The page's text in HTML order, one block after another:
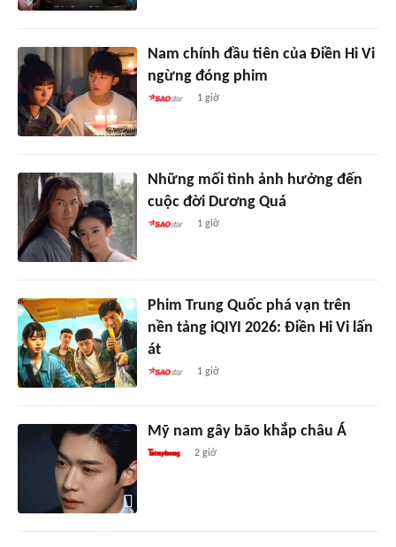
Nam chính đầu tiên của Điền Hi Vi
ngừng đóng phim
1 giờ
Những mối tình ảnh hưởng đến
cuộc đời Dương Quá
1 giờ
Phim Trung Quốc phá vạn trên
nền tảng iQIYI 2026: Điền Hi Vi lấn
át
1 giờ
Mỹ nam gây bão khắp châu Á
2 giờ